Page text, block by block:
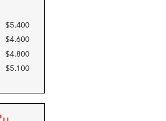
$5.400
$4.600
$4.800
$5.100